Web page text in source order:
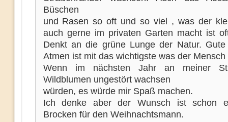
Büschen
und Rasen so oft und so viel , was der
auch gerne im privaten Garten macht ist
Denkt an die grüne Lunge der Natur.
Atmen ist mit das wichtigste was der Mensch
Wenn im nächsten Jahr an meiner
Wildblumen ungestört wachsen
würden, es würde mir Spaß machen.
Ich denke aber der Wunsch ist schon
Brocken für den Weihnachtsmann.